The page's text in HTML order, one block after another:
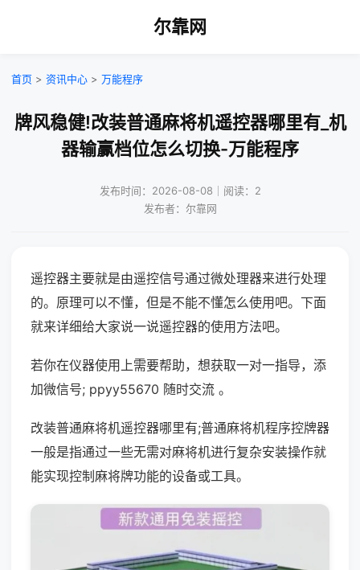
尔靠网
首页 > 资讯中心 > 万能程序
牌风稳健!改装普通麻将机遥控器哪里有_机
器输赢档位怎么切换-万能程序
发布时间：2026-08-08｜阅读：2
发布者：尔靠网
遥控器主要就是由遥控信号通过微处理器来进行处理
的。原理可以不懂，但是不能不懂怎么使用吧。下面
就来详细给大家说一说遥控器的使用方法吧。
若你在仪器使用上需要帮助，想获取一对一指导，添
加微信号; ppyy55670 随时交流 。
改装普通麻将机遥控器哪里有;普通麻将机程序控牌器
一般是指通过一些无需对麻将机进行复杂安装操作就
能实现控制麻将牌功能的设备或工具。